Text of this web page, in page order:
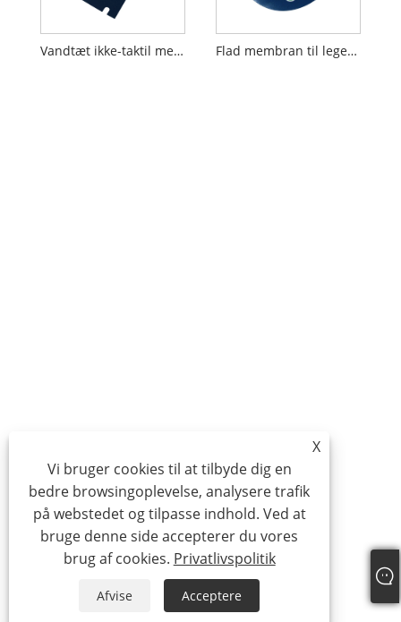
Vandtæt ikke-taktil membrankontakt Flad membran til legetøj
X
Vi bruger cookies til at tilbyde dig en
bedre browsingoplevelse, analysere trafik
på webstedet og tilpasse indhold. Ved at
bruge denne side accepterer du vores
brug af cookies. Privatlivspolitik
Afvise Acceptere